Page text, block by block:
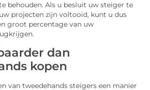
behouden. Als u besluit uw steiger te
projecten zijn voltooid, kunt u dus
groot percentage van uw
dan
kopen
van tweedehands steigers een manier